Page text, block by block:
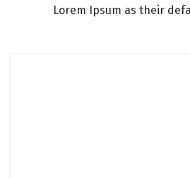
Lorem Ipsum as their